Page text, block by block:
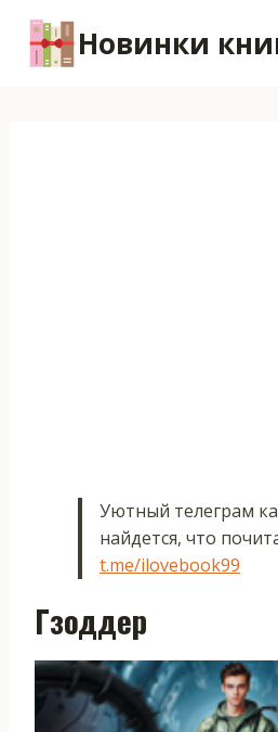
содержимому
Новинки
Уютный телеграм
найдется, что
t.me/ilovebook99
Гзоддер